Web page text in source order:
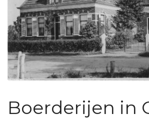
Boerderijen in